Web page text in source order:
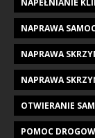
NAPEŁNIANIE
NAPRAWA
NAPRAWA
NAPRAWA
OTWIERANIE
POMOC